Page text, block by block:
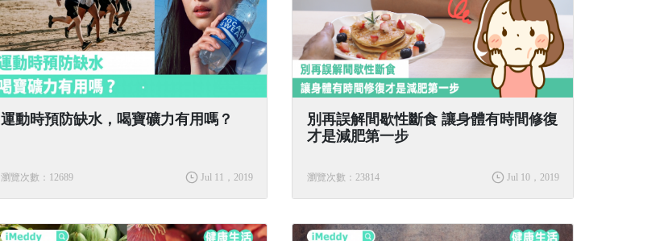
運動時預防缺水，喝寶礦力有用嗎？
瀏覽次數：12689 Jul 11，2019
別再誤解間歇性斷食 讓身體有時間修復
才是減肥第一步
瀏覽次數：23814 Jul 10，2019